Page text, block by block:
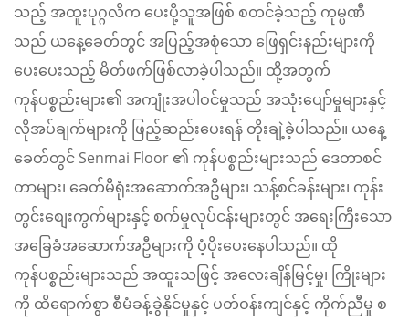
သည့် အထူးပုဂ္ဂလိက ပေးပို့သူအဖြစ် စတင်ခဲ့သည့် ကုမ္ပဏီ
သည် ယနေ့ခေတ်တွင် အပြည့်အစုံသော ဖြေရှင်းနည်းများကို
ပေးပေးသည့် မိတ်ဖက်ဖြစ်လာခဲ့ပါသည်။ ထို့အတွက်
ကုန်ပစ္စည်းများ၏ အကျုံးအပါဝင်မှုသည် အသုံးပျော်မှုများနှင့်
လိုအပ်ချက်များကို ဖြည့်ဆည်းပေးရန် တိုးချဲ့ခဲ့ပါသည်။ ယနေ့
ခေတ်တွင် Senmai Floor ၏ ကုန်ပစ္စည်းများသည် ဒေတာစင်
တာများ၊ ခေတ်မီရုံးအဆောက်အဦများ၊ သန့်စင်ခန်းများ၊ ကုန်း
တွင်းစျေးကွက်များနှင့် စက်မှုလုပ်ငန်းများတွင် အရေးကြီးသော
အခြေခံအဆောက်အဦများကို ပံ့ပိုးပေးနေပါသည်။ ထို
ကုန်ပစ္စည်းများသည် အထူးသဖြင့် အလေးချိန်မြင့်မှု၊ ကြိုးများ
ကို ထိရောက်စွာ စီမံခန့်ခွဲနိုင်မှုနှင့် ပတ်ဝန်းကျင်နှင့် ကိုက်ညီမှု စ